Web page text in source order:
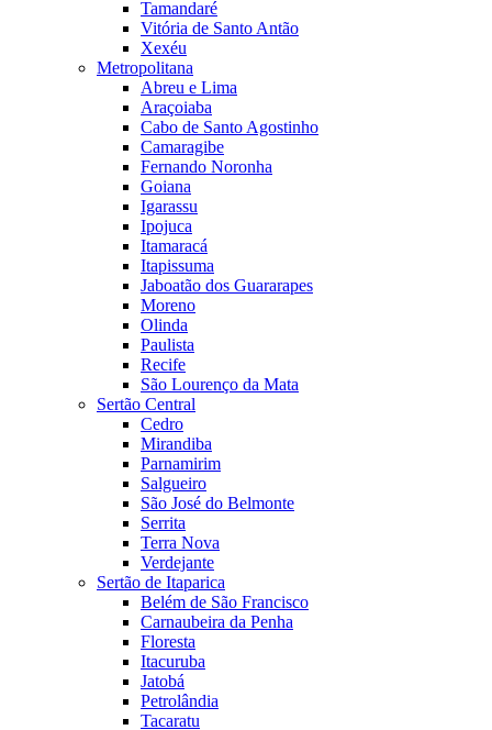
Tamandaré
Vitória de Santo Antão
Xexéu
Metropolitana
Abreu e Lima
Araçoiaba
Cabo de Santo Agostinho
Camaragibe
Fernando Noronha
Goiana
Igarassu
Ipojuca
Itamaracá
Itapissuma
Jaboatão dos Guararapes
Moreno
Olinda
Paulista
Recife
São Lourenço da Mata
Sertão Central
Cedro
Mirandiba
Parnamirim
Salgueiro
São José do Belmonte
Serrita
Terra Nova
Verdejante
Sertão de Itaparica
Belém de São Francisco
Carnaubeira da Penha
Floresta
Itacuruba
Jatobá
Petrolândia
Tacaratu